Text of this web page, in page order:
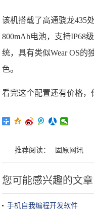
该机搭载了高通骁龙435
800mAh电池，支持IP68
统，具有类似Wear OS的
色。
看完这个配置还有价格，
推荐阅读： 固原网讯
您可能感兴趣的文章
手机自我编程开发软件